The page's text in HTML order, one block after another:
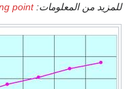
للمزيد من المعلومات:point